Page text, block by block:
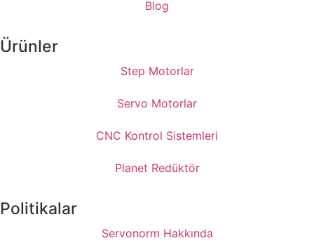
Blog
Ürünler
Step Motorlar
Servo Motorlar
CNC Kontrol Sistemleri
Planet Redüktör
Politikalar
Servonorm Hakkında